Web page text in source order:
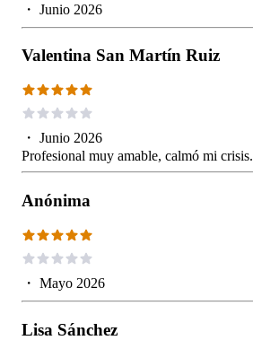
・ Junio 2026
Valentina San Martín Ruiz
・ Junio 2026
Profesional muy amable, calmó mi crisis.
Anónima
・ Mayo 2026
Lisa Sánchez